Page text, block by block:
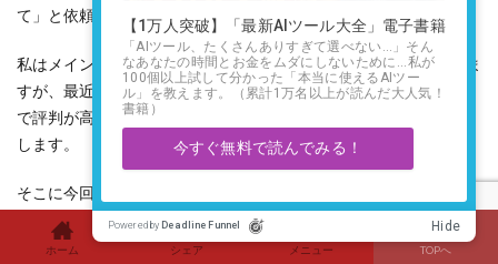
て」と依頼すれば、プログラムを開発することが可能です。
私はメインでClaude Code(Anthropicの開発用ツール)を使っていま
すが、最近はOpenAIのCodex（コーデックス）もエンジニアの間
で評判が高く、「Claudeよりこっちの方がいい」という声も耳に
します。
そこに今回、Googleが
いう新しいバージョンを投入してきました。以前のAntigravityは
VS Codeの改良版でしたが、今回はClaude CodeやCodexと同じよ
ホーム シェア メニュー TOPへ